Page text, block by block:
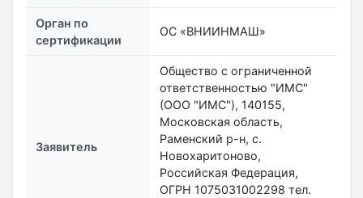
Орган по
сертификации
ОС «ВНИИНМАШ»
Заявитель
Общество с ограниченной
ответственностью "ИМС"
(ООО "ИМС"), 140155,
Московская область,
Раменский р-н, с.
Новохаритоново,
Российская Федерация,
ОГРН 1075031002298 тел.